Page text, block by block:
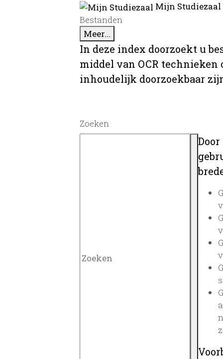
Mijn
Bestanden
Meer...
In deze index doorzoekt u
middel van OCR
inhoudelijk doorzoekbaar
Zoeken